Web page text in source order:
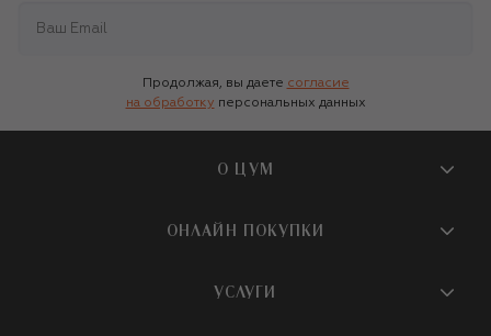
Продолжая, вы даете согласие
на обработку персональных данных
О ЦУМ
О магазине
Бутики и ПВЗ ЦУМ
ОНЛАЙН ПОКУПКИ
УСЛУГИ